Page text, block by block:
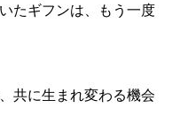
たギフンは、もう一度
共に生まれ変わる機会